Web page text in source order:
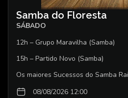
Samba do Floresta
SÁBADO
12h – Grupo Maravilha (Samba)
15h – Partido Novo (Samba)
Os maiores Sucessos do Samba
08/08/2026 12:00